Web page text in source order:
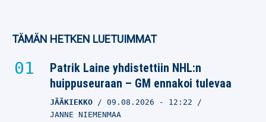
TÄMÄN HETKEN LUETUIMMAT
Patrik Laine yhdistettiin NHL:n
huippuseuraan – GM ennakoi tulevaa
JÄÄKIEKKO 09.08.2026 - 12:22
JANNE NIEMENMAA